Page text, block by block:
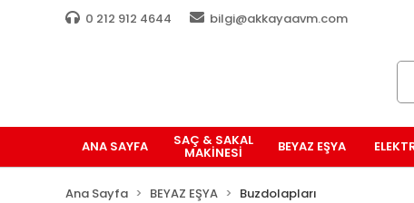
0 212 912 4644 bilgi@akkayaavm.com
ANA SAYFA SAÇ & SAKAL
MAKINESI BEYAZ EŞYA
Ana Sayfa BEYAZ EŞYA Buzdolapları